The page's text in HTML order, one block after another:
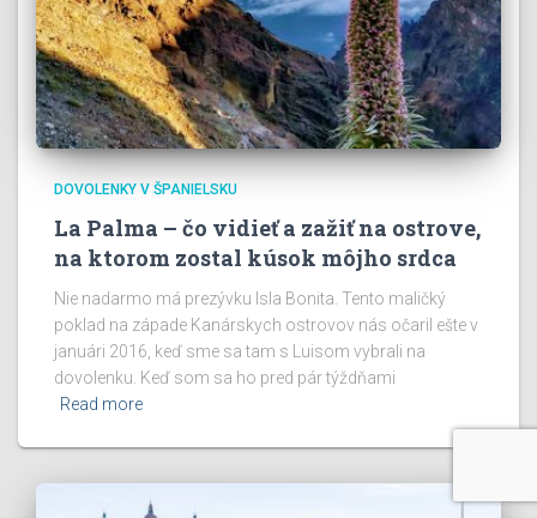
DOVOLENKY V ŠPANIELSKU
La Palma – čo vidieť a zažiť na ostrove,
na ktorom zostal kúsok môjho srdca
Nie nadarmo má prezývku Isla Bonita. Tento maličký
poklad na západe Kanárskych ostrovov nás očaril ešte v
januári 2016, keď sme sa tam s Luisom vybrali na
dovolenku. Keď som sa ho pred pár týždňami
Read more